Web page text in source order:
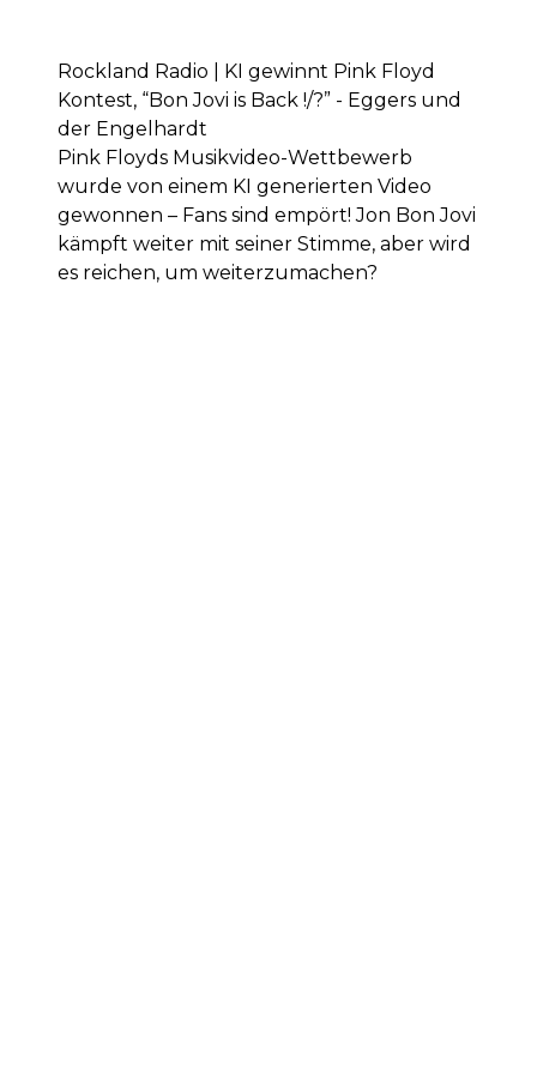
Rockland Radio | KI gewinnt Pink Floyd
Kontest, “Bon Jovi is Back !/?” - Eggers und
der Engelhardt
Pink Floyds Musikvideo-Wettbewerb
wurde von einem KI generierten Video
gewonnen – Fans sind empört! Jon Bon Jovi
kämpft weiter mit seiner Stimme, aber wird
es reichen, um weiterzumachen?